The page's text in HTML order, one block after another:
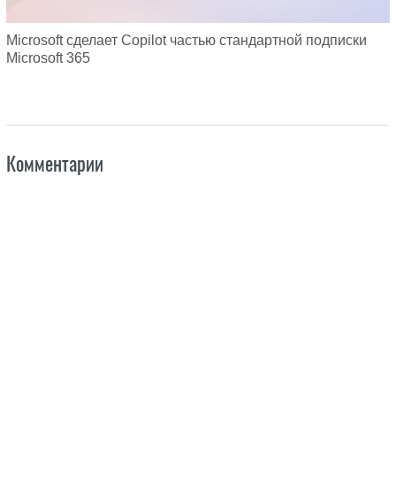
Microsoft сделает Copilot частью стандартной подписки
Microsoft 365
Комментарии